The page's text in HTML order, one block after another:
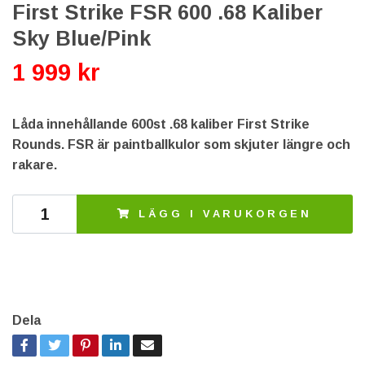
First Strike FSR 600 .68 Kaliber
Sky Blue/Pink
1 999 kr
Låda innehållande 600st .68 kaliber First Strike
Rounds. FSR är paintballkulor som skjuter längre och
rakare.
LÄGG I VARUKORGEN
Dela